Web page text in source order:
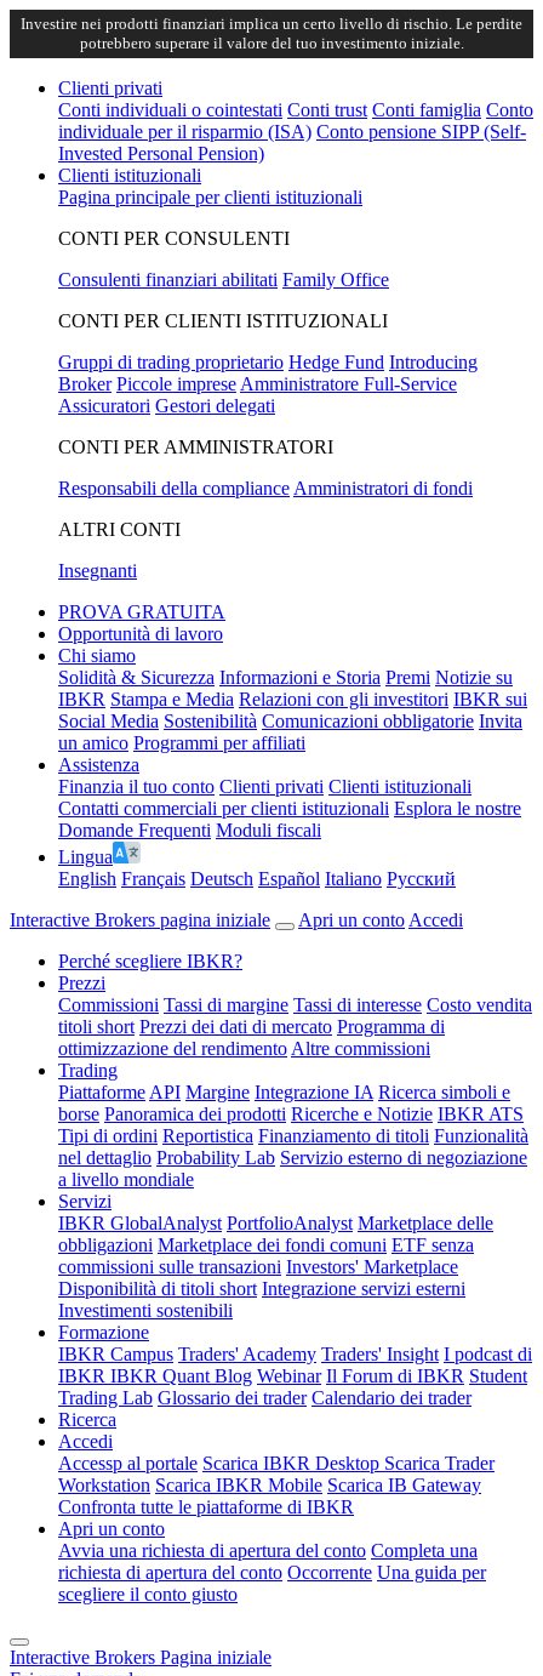
Investire nei prodotti finanziari implica un certo livello di rischio. Le perdite
potrebbero superare il valore del tuo investimento iniziale.
Clienti privati
Conti individuali o cointestati Conti trust Conti famiglia Conto
individuale per il risparmio (ISA) Conto pensione SIPP (Self-
Invested Personal Pension)
Clienti istituzionali
Pagina principale per clienti istituzionali
CONTI PER CONSULENTI
Consulenti finanziari abilitati Family Office
CONTI PER CLIENTI ISTITUZIONALI
Gruppi di trading proprietario Hedge Fund Introducing
Broker Piccole imprese Amministratore Full-Service
Assicuratori Gestori delegati
CONTI PER AMMINISTRATORI
Responsabili della compliance Amministratori di fondi
ALTRI CONTI
Insegnanti
PROVA GRATUITA
Opportunità di lavoro
Chi siamo
Solidità & Sicurezza Informazioni e Storia Premi Notizie su
IBKR Stampa e Media Relazioni con gli investitori IBKR sui
Social Media Sostenibilità Comunicazioni obbligatorie Invita
un amico Programmi per affiliati
Assistenza
Finanzia il tuo conto Clienti privati Clienti istituzionali
Contatti commerciali per clienti istituzionali Esplora le nostre
Domande Frequenti Moduli fiscali
Lingua
English Français Deutsch Español Italiano Pусский
Interactive Brokers pagina iniziale
Apri un conto Accedi
Perché scegliere IBKR?
Prezzi
Commissioni Tassi di margine Tassi di interesse Costo vendita
titoli short Prezzi dei dati di mercato Programma di
ottimizzazione del rendimento Altre commissioni
Trading
Piattaforme API Margine Integrazione IA Ricerca simboli e
borse Panoramica dei prodotti Ricerche e Notizie IBKR ATS
Tipi di ordini Reportistica Finanziamento di titoli Funzionalità
nel dettaglio Probability Lab Servizio esterno di negoziazione
a livello mondiale
Servizi
IBKR GlobalAnalyst PortfolioAnalyst Marketplace delle
obbligazioni Marketplace dei fondi comuni ETF senza
commissioni sulle transazioni Investors' Marketplace
Disponibilità di titoli short Integrazione servizi esterni
Investimenti sostenibili
Formazione
IBKR Campus Traders' Academy Traders' Insight I podcast di
IBKR IBKR Quant Blog Webinar Il Forum di IBKR Student
Trading Lab Glossario dei trader Calendario dei trader
Ricerca
Accedi
Accessp al portale Scarica IBKR Desktop Scarica Trader
Workstation Scarica IBKR Mobile Scarica IB Gateway
Confronta tutte le piattaforme di IBKR
Apri un conto
Avvia una richiesta di apertura del conto Completa una
richiesta di apertura del conto Occorrente Una guida per
scegliere il conto giusto
Interactive Brokers Pagina iniziale